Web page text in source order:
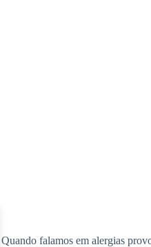
falamos em alergias